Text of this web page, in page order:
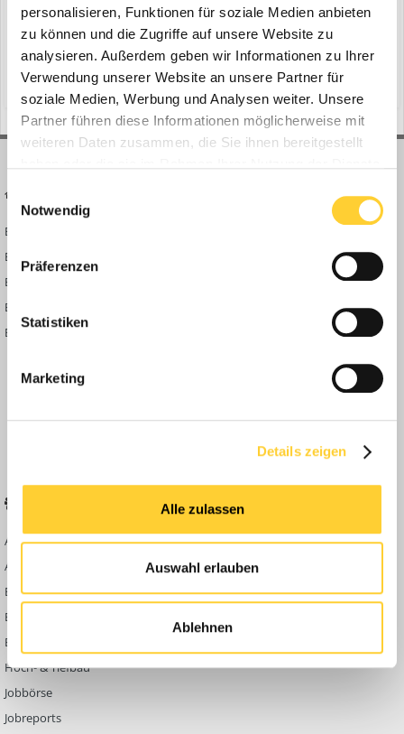
personalisieren, Funktionen für soziale Medien anbieten
zu können und die Zugriffe auf unsere Website zu
analysieren. Außerdem geben wir Informationen zu Ihrer
Verwendung unserer Website an unsere Partner für
soziale Medien, Werbung und Analysen weiter. Unsere
Partner führen diese Informationen möglicherweise mit
weiteren Daten zusammen, die Sie ihnen bereitgestellt
Einwilligungsauswahl
Notwendig
Präferenzen
Statistiken
Marketing
Details zeigen
Alle zulassen
Auswahl erlauben
Ablehnen
Mailand (Italien) | Waiblingen - Wenn Ende Oktober die 20. Auflage
der STIHL TIMBERSPORTS® Weltmeisterschaften in der Allianz
Cloud Arena in Mailand stattfindet, kommt es zum
Aufeinandertreffen zweier Ausnahmeathleten: Nate Hodges (USA),
amtierender Weltmeister und Weltrekordhalter an der Hot Saw, t...
17. Oktober 2025
stihl stihl timbersports (und 10 weitere)
Bauforum24 News
Bauforum24 TV
BF24 Mediathek
BF24 Fotostrecken
Bauforum Shop
Abbruch
Ausbildung & Beruf
Bau Allgemein
Baumaschinen
Berg- & Tagebau
Hoch- & Tiefbau
Jobbörse
Jobreports
KONTAKT
Werben auf
Bauforum24
Datenschutzerklärung